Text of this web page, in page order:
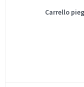
Carrello